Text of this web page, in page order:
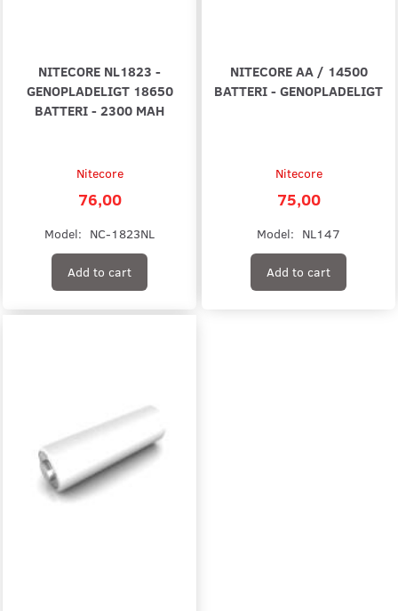
NITECORE NL1823 -
GENOPLADELIGT 18650
BATTERI - 2300 MAH
Nitecore
76,00
Model: NC-1823NL
Add to cart
NITECORE AA / 14500
BATTERI - GENOPLADELIGT
Nitecore
75,00
Model: NL147
Add to cart